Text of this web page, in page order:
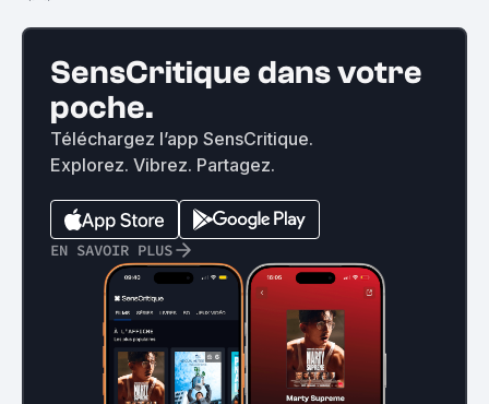
SensCritique dans votre
poche.
Téléchargez l’app SensCritique.
Explorez. Vibrez. Partagez.
EN SAVOIR PLUS